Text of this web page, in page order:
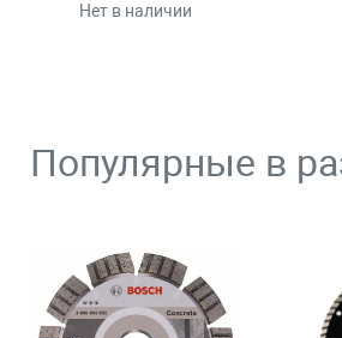
Нет в наличии
Популярные в